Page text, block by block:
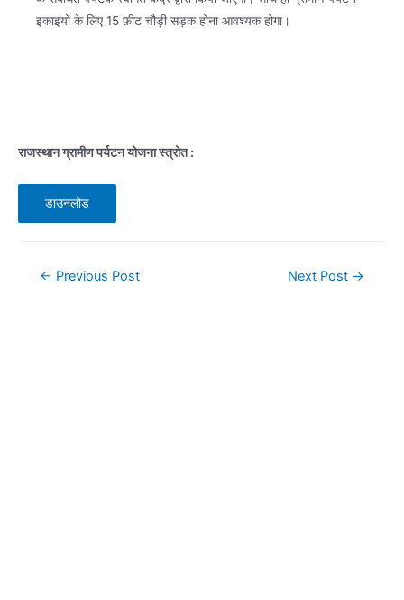
इकाइयों के लिए 15 फ़ीट चौड़ी सड़क होना आवश्यक होगा।
राजस्थान ग्रामीण पर्यटन योजना स्त्रोत :
डाउनलोड
Post← Previous Post Next Post →